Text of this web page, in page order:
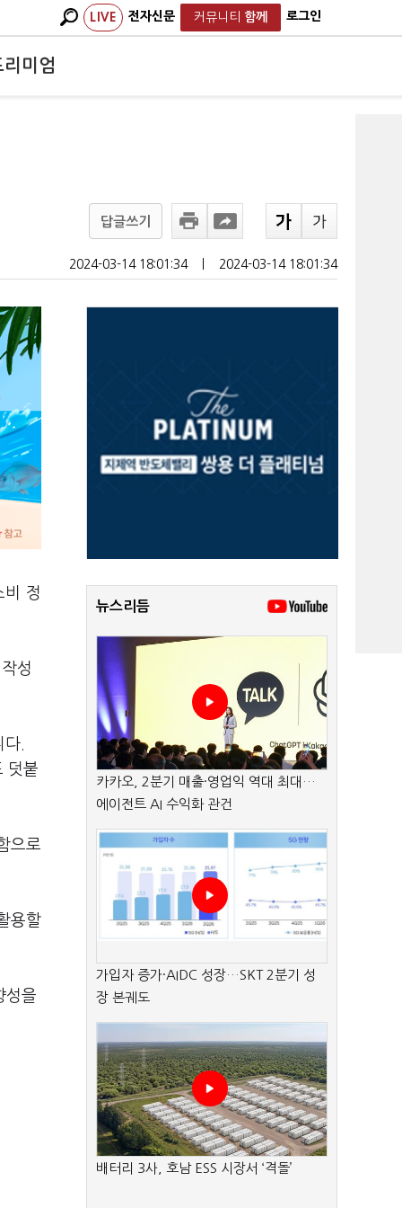
LIVE 전자신문 커뮤니티 함께 로그인
리미엄
답글쓰기
2024-03-14 18:01:34 2024-03-14 18:01:34
비 정
성
.
덧붙
으로
용할
성을
뉴스리듬
카카오, 2분기 매출·영업익 역대 최대…
에이전트 AI 수익화 관건
가입자 증가·AIDC 성장…SKT 2분기 성
장 본궤도
배터리 3사, 호남 ESS 시장서 ‘격돌’